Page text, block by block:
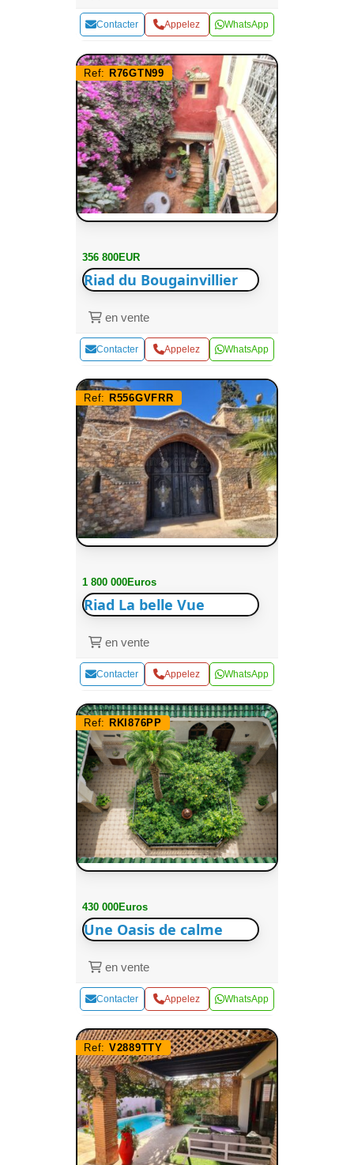
Contacter Appelez WhatsApp
Ref: R76GTN99
356 800EUR
Riad du Bougainvillier
en vente
Contacter Appelez WhatsApp
Ref: R556GVFRR
1 800 000Euros
Riad La belle Vue
en vente
Contacter Appelez WhatsApp
Ref: RKI876PP
430 000Euros
Une Oasis de calme
en vente
Contacter Appelez WhatsApp
Ref: V2889TTY